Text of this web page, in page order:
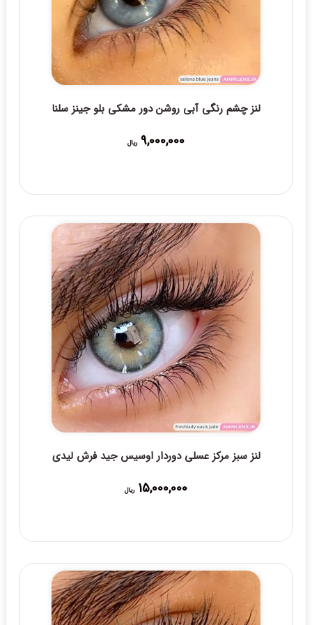
لنز چشم رنگی آبی روشن دور مشکی بلو جینز سلنا
9,000,000 ریال
لنز سبز مرکز عسلی دوردار اوسیس جید فرش لیدی
15,000,000 ریال